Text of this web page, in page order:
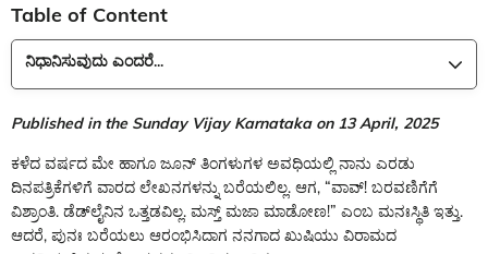
Table of Content
ನಿಧಾನಿಸುವುದು ಎಂದರೆ...
Published in the Sunday Vijay Karnataka on 13 April, 2025
ಕಳೆದ ವರ್ಷದ ಮೇ ಹಾಗೂ ಜೂನ್ ತಿಂಗಳುಗಳ ಅವಧಿಯಲ್ಲಿ ನಾನು ಎರಡು
ದಿನಪತ್ರಿಕೆಗಳಿಗೆ ವಾರದ ಲೇಖನಗಳನ್ನು ಬರೆಯಲಿಲ್ಲ. ಆಗ, “ವಾವ್! ಬರವಣಿಗೆಗೆ
ವಿಶ್ರಾಂತಿ. ಡೆಡ್‌ಲೈನಿನ ಒತ್ತಡವಿಲ್ಲ. ಮಸ್ತ್ ಮಜಾ ಮಾಡೋಣ!” ಎಂಬ ಮನಃಸ್ಥಿತಿ ಇತ್ತು.
ಆದರೆ, ಪುನಃ ಬರೆಯಲು ಆರಂಭಿಸಿದಾಗ ನನಗಾದ ಖುಷಿಯು ವಿರಾಮದ